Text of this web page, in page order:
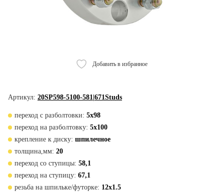
Добавить в избранное
Артикул: 20SP598-5100-581|671Studs
переход с разболтовки: 5x98
переход на разболтовку: 5x100
крепление к диску: шпилечное
толщина,мм: 20
переход со ступицы: 58,1
переход на ступицу: 67,1
резьба на шпильке/футорке: 12x1.5